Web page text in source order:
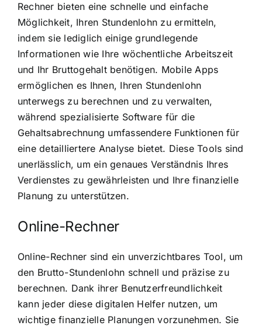
Rechner bieten eine schnelle und einfache
Möglichkeit, Ihren Stundenlohn zu ermitteln,
indem sie lediglich einige grundlegende
Informationen wie Ihre wöchentliche Arbeitszeit
und Ihr Bruttogehalt benötigen. Mobile Apps
ermöglichen es Ihnen, Ihren Stundenlohn
unterwegs zu berechnen und zu verwalten,
während spezialisierte Software für die
Gehaltsabrechnung umfassendere Funktionen für
eine detailliertere Analyse bietet. Diese Tools sind
unerlässlich, um ein genaues Verständnis Ihres
Verdienstes zu gewährleisten und Ihre finanzielle
Planung zu unterstützen.
Online-Rechner
Online-Rechner sind ein unverzichtbares Tool, um
den Brutto-Stundenlohn schnell und präzise zu
berechnen. Dank ihrer Benutzerfreundlichkeit
kann jeder diese digitalen Helfer nutzen, um
wichtige finanzielle Planungen vorzunehmen. Sie